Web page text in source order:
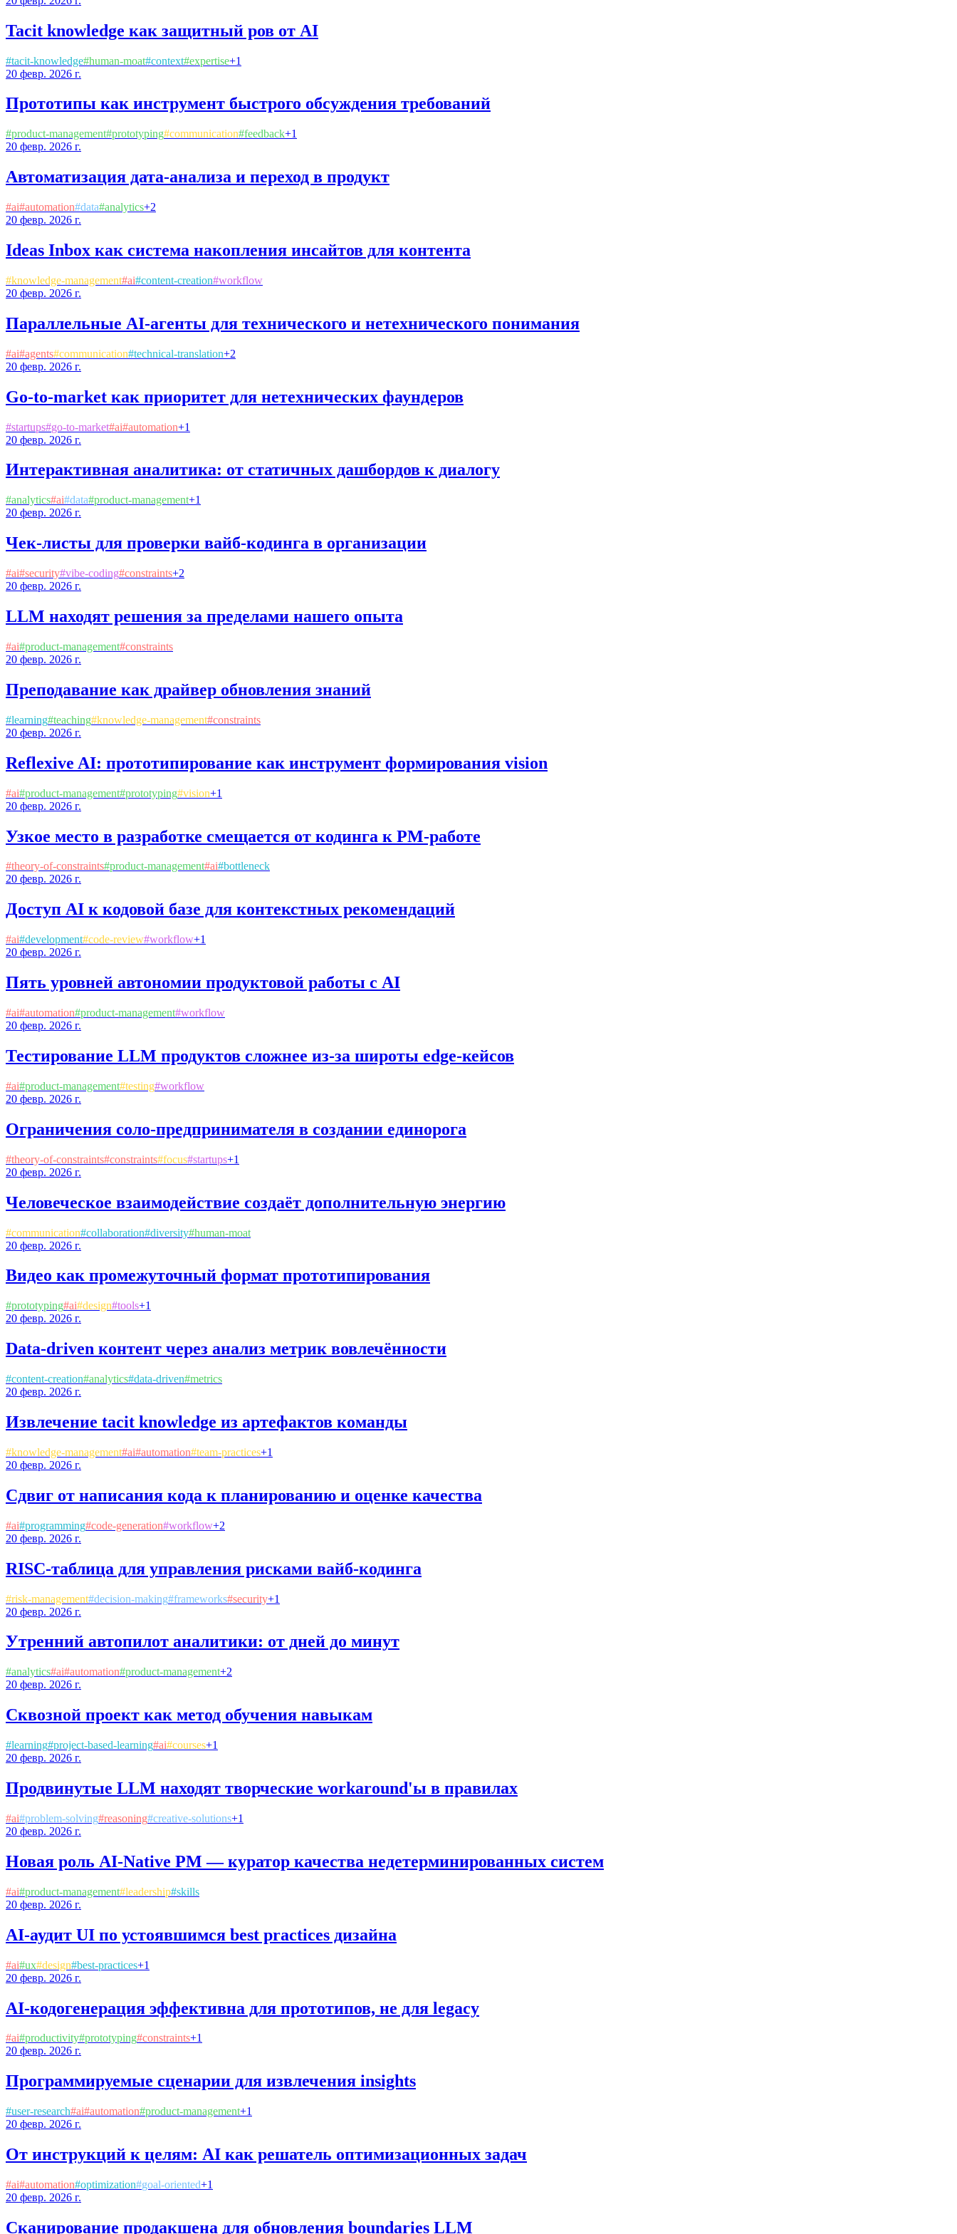
Tacit knowledge как защитный ров от AI
#tacit-knowledge#human-moat#context#expertise+1
20 февр. 2026 г.
Прототипы как инструмент быстрого обсуждения требований
#product-management#prototyping#communication#feedback+1
20 февр. 2026 г.
Автоматизация дата-анализа и переход в продукт
#ai#automation#data#analytics+2
20 февр. 2026 г.
Ideas Inbox как система накопления инсайтов для контента
#knowledge-management#ai#content-creation#workflow
20 февр. 2026 г.
Параллельные AI-агенты для технического и нетехнического понимания
#ai#agents#communication#technical-translation+2
20 февр. 2026 г.
Go-to-market как приоритет для нетехнических фаундеров
#startups#go-to-market#ai#automation+1
20 февр. 2026 г.
Интерактивная аналитика: от статичных дашбордов к диалогу
#analytics#ai#data#product-management+1
20 февр. 2026 г.
Чек-листы для проверки вайб-кодинга в организации
#ai#security#vibe-coding#constraints+2
20 февр. 2026 г.
LLM находят решения за пределами нашего опыта
#ai#product-management#constraints
20 февр. 2026 г.
Преподавание как драйвер обновления знаний
#learning#teaching#knowledge-management#constraints
20 февр. 2026 г.
Reflexive AI: прототипирование как инструмент формирования vision
#ai#product-management#prototyping#vision+1
20 февр. 2026 г.
Узкое место в разработке смещается от кодинга к PM-работе
#theory-of-constraints#product-management#ai#bottleneck
20 февр. 2026 г.
Доступ AI к кодовой базе для контекстных рекомендаций
#ai#development#code-review#workflow+1
20 февр. 2026 г.
Пять уровней автономии продуктовой работы с AI
#ai#automation#product-management#workflow
20 февр. 2026 г.
Тестирование LLM продуктов сложнее из-за широты edge-кейсов
#ai#product-management#testing#workflow
20 февр. 2026 г.
Ограничения соло-предпринимателя в создании единорога
#theory-of-constraints#constraints#focus#startups+1
20 февр. 2026 г.
Человеческое взаимодействие создаёт дополнительную энергию
#communication#collaboration#diversity#human-moat
20 февр. 2026 г.
Видео как промежуточный формат прототипирования
#prototyping#ai#design#tools+1
20 февр. 2026 г.
Data-driven контент через анализ метрик вовлечённости
#content-creation#analytics#data-driven#metrics
20 февр. 2026 г.
Извлечение tacit knowledge из артефактов команды
#knowledge-management#ai#automation#team-practices+1
20 февр. 2026 г.
Сдвиг от написания кода к планированию и оценке качества
#ai#programming#code-generation#workflow+2
20 февр. 2026 г.
RISC-таблица для управления рисками вайб-кодинга
#risk-management#decision-making#frameworks#security+1
20 февр. 2026 г.
Утренний автопилот аналитики: от дней до минут
#analytics#ai#automation#product-management+2
20 февр. 2026 г.
Сквозной проект как метод обучения навыкам
#learning#project-based-learning#ai#courses+1
20 февр. 2026 г.
Продвинутые LLM находят творческие workaround'ы в правилах
#ai#problem-solving#reasoning#creative-solutions+1
20 февр. 2026 г.
Новая роль AI-Native PM — куратор качества недетерминированных систем
#ai#product-management#leadership#skills
20 февр. 2026 г.
AI-аудит UI по устоявшимся best practices дизайна
#ai#ux#design#best-practices+1
20 февр. 2026 г.
AI-кодогенерация эффективна для прототипов, не для legacy
#ai#productivity#prototyping#constraints+1
20 февр. 2026 г.
Программируемые сценарии для извлечения insights
#user-research#ai#automation#product-management+1
20 февр. 2026 г.
От инструкций к целям: AI как решатель оптимизационных задач
#ai#automation#optimization#goal-oriented+1
20 февр. 2026 г.
Сканирование продакшена для обновления boundaries LLM